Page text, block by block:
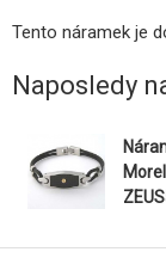
Tento náramek je
Naposledy